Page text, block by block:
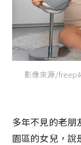
影像來源/
多年不見的老朋
園區的女兒，說